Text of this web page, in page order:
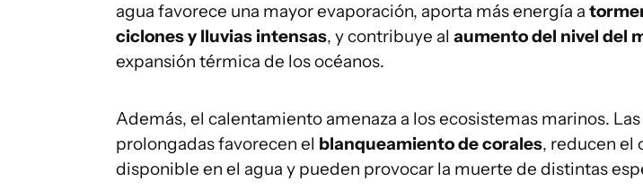
agua favorece una mayor evaporación, aporta más energía a
ciclones y lluvias intensas, y contribuye al aumento del nivel del
expansión térmica de los océanos.
Además, el calentamiento amenaza a los ecosistemas marinos.
prolongadas favorecen el blanqueamiento de corales, reducen el
disponible en el agua y pueden provocar la muerte de distintas